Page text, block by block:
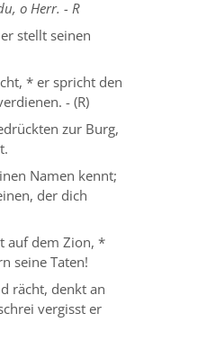
o Herr. - R
stellt seinen
* er spricht den
- (R)
zur Burg,
Namen kennt;
der dich
auf dem Zion, *
seine Taten!
rächt, denkt an
vergisst er